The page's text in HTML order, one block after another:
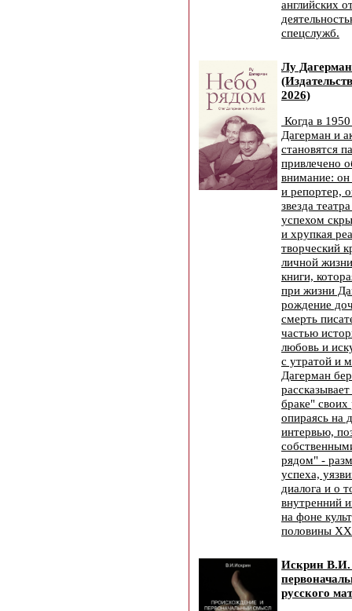
английских
спецслужб.
Лу
2026)
Когда в
Дагерман и
становятся
привлечено
внимание:
и репортер,
звезда
успехом
и хрупкая
творческий
личной
книги,
при жизни
рождение
смерть
частью
любовь и
с утратой и
Дагерман
браке" своих
опираясь на
интервью,
рядом" -
успеха,
диалога и о
внутренний
на фоне
половины
Искрин В.И.
русского